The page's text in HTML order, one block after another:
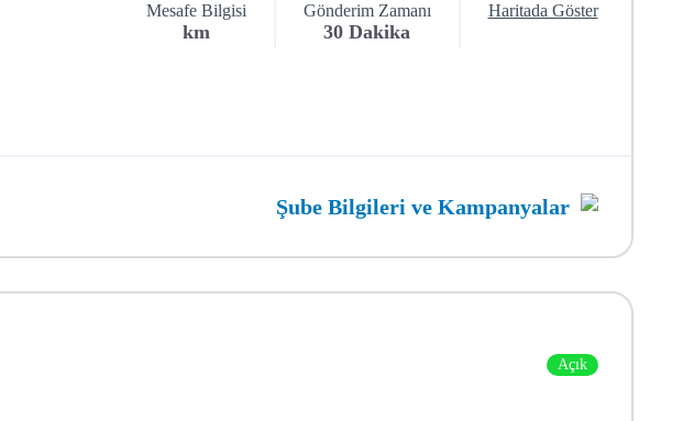
Mesafe Bilgisi
km
Gönderim Zamanı
30 Dakika
Haritada Göster
Şube Bilgileri ve Kampanyalar
Açık